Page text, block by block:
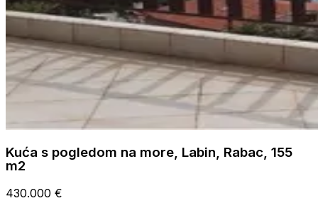
Kuća s pogledom na more, Labin, Rabac, 155
m2
430.000 €